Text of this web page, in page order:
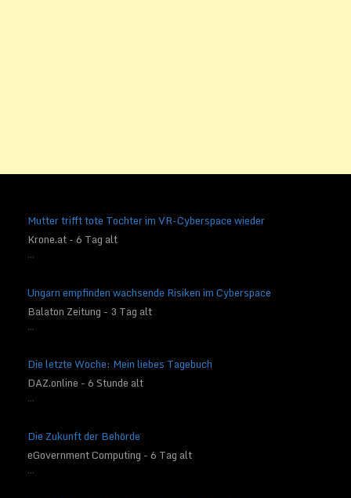
Mutter trifft tote Tochter im VR-Cyberspace wieder
Krone.at - 6 Tag alt
...
Ungarn empfinden wachsende Risiken im Cyberspace
Balaton Zeitung - 3 Tag alt
...
Die letzte Woche: Mein liebes Tagebuch
DAZ.online - 6 Stunde alt
...
Die Zukunft der Behörde
eGovernment Computing - 6 Tag alt
...